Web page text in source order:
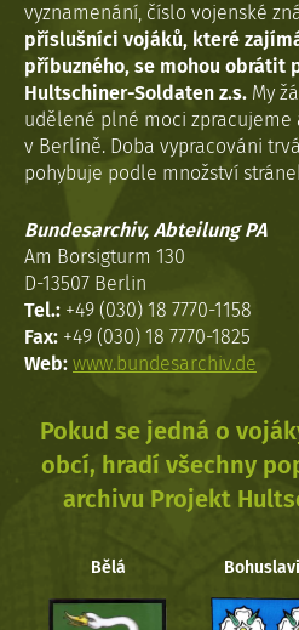
vyznamenání, číslo vojenské
příslušníci vojáků, které
příbuzného, se mohou obrátit
Hultschiner-Soldaten z.s. My
udělené plné moci zpracujeme
v Berlíně. Doba vypracováni
pohybuje podle množství
Bundesarchiv, Abteilung PA
Am Borsigturm 130
D-13507 Berlin
Tel.: +49 (030) 18 7770-1158
Fax: +49 (030) 18 7770-1825
Web: www.bundesarchiv.de
Pokud se jedná o
obcí, hradí všechny
archivu Projekt
Bělá